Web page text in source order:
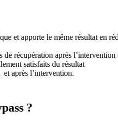
et apporte le même résultat
de récupération après l’intervention
satisfaits du résultat
après l’intervention.
?